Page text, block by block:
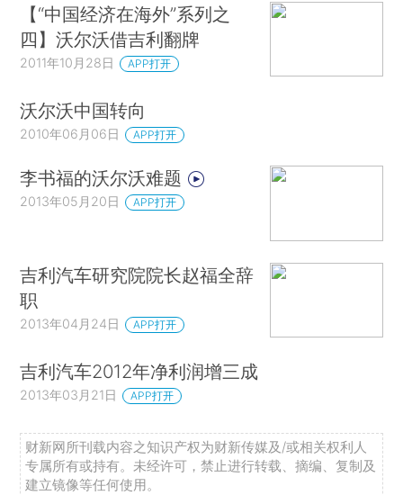
【“中国经济在海外”系列之
四】沃尔沃借吉利翻牌
2011年10月28日 APP打开
沃尔沃中国转向
2010年06月06日 APP打开
李书福的沃尔沃难题
2013年05月20日 APP打开
吉利汽车研究院院长赵福全辞
职
2013年04月24日 APP打开
吉利汽车2012年净利润增三成
2013年03月21日 APP打开
财新网所刊载内容之知识产权为财新传媒及/或相关权利人
专属所有或持有。未经许可，禁止进行转载、摘编、复制及
建立镜像等任何使用。